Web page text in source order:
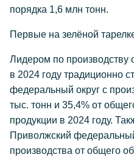
порядка 1,6 млн тонн.
Первые на зелёной
Лидером по производству
в 2024 году традиционно
федеральный округ с
тыс. тонн и 35,4% от
продукции в 2024 году.
Приволжский
производства от общего